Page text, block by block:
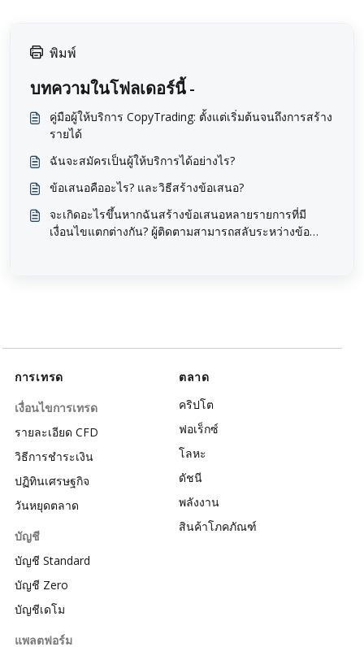
พิมพ์
บทความในโฟลเดอร์นี้ -
คู่มือผู้ให้บริการ CopyTrading: ตั้งแต่เริ่มต้นจนถึงการสร้าง
รายได้
ฉันจะสมัครเป็นผู้ให้บริการได้อย่างไร?
ข้อเสนอคืออะไร? และวิธีสร้างข้อเสนอ?
จะเกิดอะไรขึ้นหากฉันสร้างข้อเสนอหลายรายการที่มี
เงื่อนไขแตกต่างกัน? ผู้ติดตามสามารถสลับระหว่างข้อ
การเทรด
เงื่อนไขการเทรด
รายละเอียด CFD
วิธีการชำระเงิน
ปฏิทินเศรษฐกิจ
วันหยุดตลาด
บัญชี
บัญชี Standard
บัญชี Zero
บัญชีเดโม
แพลตฟอร์ม
ตลาด
คริปโต
ฟอเร็กซ์
โลหะ
ดัชนี
พลังงาน
สินค้าโภคภัณฑ์